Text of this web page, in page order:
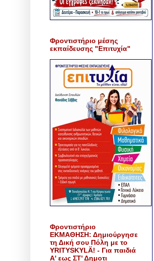
Φροντιστήριο μέσης
εκπαίδευσης "Επιτυχία"
Φροντιστήριο
ΕΚΜΑΘΗΣΗ: Δημιούργησε
τη Δική σου Πόλη με το
YRITYSKYLÄ! - Για παιδιά
Α' εως ΣΤ' Δημοτι